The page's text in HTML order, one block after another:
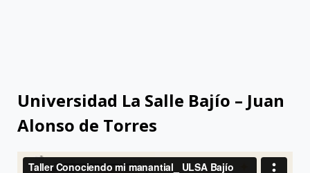
Universidad La Salle Bajío – Juan
Alonso de Torres